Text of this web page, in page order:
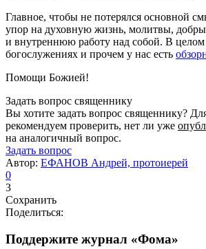
Главное, чтобы не потерялся основной
упор на духовную жизнь, молитвы,
и внутреннюю работу над собой. В целом
богослужениях и прочем у нас есть
Помощи Божией!
Задать вопрос священнику
Вы хотите задать вопрос священнику?
рекомендуем проверить, нет ли уже
на аналогичный вопрос.
Задать вопрос
Автор: ЕФАНОВ Андрей, протоиерей
0
3
Сохранить
Поделиться:
Поддержите журнал «Фома»